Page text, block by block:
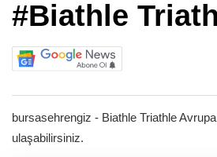
#Biathle
bursasehrengiz - Biathle Triathle
ulaşabilirsiniz.